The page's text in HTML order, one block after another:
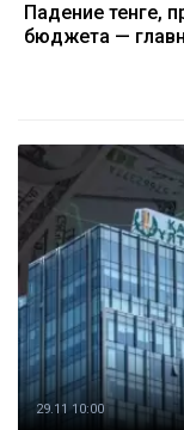
Падение тенге,
бюджета —
29.11 10:00